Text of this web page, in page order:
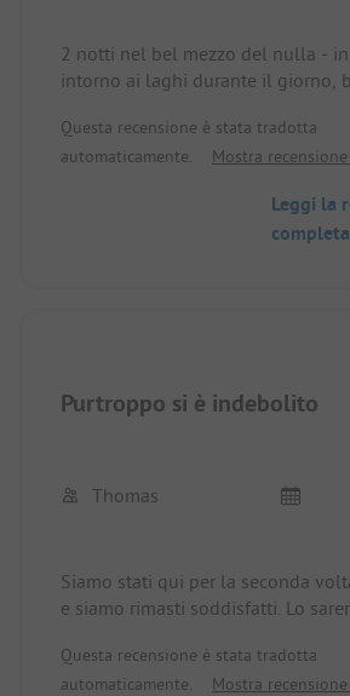
2 notti nel bel mezzo del nulla -
intorno ai laghi durante il giorno,
notte con i richiami dei cervi in
campeggio ha tutto ciò che serve -
un piccolo negozio dove è
prodotti di prima necessità e
Questa recensione è stata tradotta
automaticamente.
Mostra
Leggi la
completa
Purtroppo si è indebolito
Thomas
Siamo stati qui per la seconda
e siamo rimasti soddisfatti. Lo
fossero stati mantenuti meglio:
traboccano per giorni quando
Questa recensione è stata tradotta
automaticamente.
Mostra